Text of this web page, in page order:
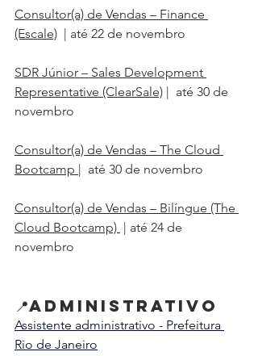
Consultor(a) de Vendas – Finance
(Escale)
  | até 22 de novembro
SDR Júnior – Sales Development
Representative (ClearSale) |  até 30 de
novembro
Consultor(a) de Vendas – The Cloud
Bootcamp |
  até 30 de novembro
Consultor(a) de Vendas – Bilíngue (The
Cloud Bootcamp) | até 24 de
novembro
📍Administrativo
Assistente administrativo - Prefeitura
Rio de Janeiro